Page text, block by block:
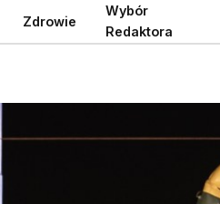
Zdrowie
Wybór
Redaktora